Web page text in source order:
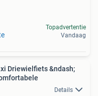
Topadvertentie
Vandaag
Driewielfiets &ndash;
Details